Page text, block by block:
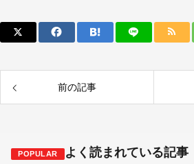
前の記事
POPULAR よく読まれている記事